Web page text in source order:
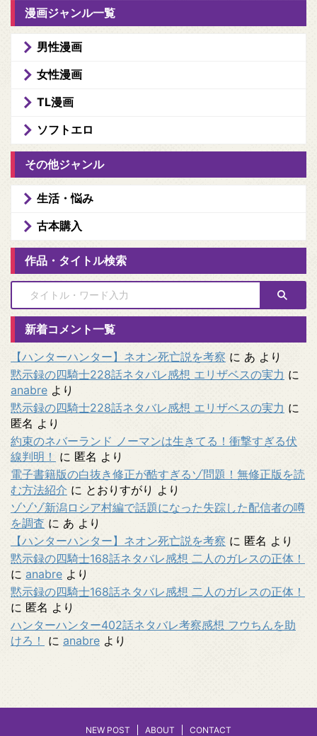
漫画ジャンル一覧
男性漫画
女性漫画
TL漫画
ソフトエロ
その他ジャンル
生活・悩み
古本購入
作品・タイトル検索
新着コメント一覧
【ハンターハンター】ネオン死亡説を考察 に あ より
黙示録の四騎士228話ネタバレ感想 エリザベスの実力 に
anabre より
黙示録の四騎士228話ネタバレ感想 エリザベスの実力 に
匿名 より
約束のネバーランド ノーマンは生きてる！衝撃すぎる伏
線判明！
に 匿名 より
電子書籍版の白抜き修正が酷すぎるゾ問題！無修正版を読
む方法紹介 に とおりすがり より
ゾゾゾ新潟ロシア村編で話題になった失踪した配信者の噂
を調査 に あ より
【ハンターハンター】ネオン死亡説を考察 に 匿名 より
黙示録の四騎士168話ネタバレ感想 二人のガレスの正体！
に anabre より
黙示録の四騎士168話ネタバレ感想 二人のガレスの正体！
に 匿名 より
ハンターハンター402話ネタバレ考察感想 フウちんを助
けろ！
に anabre より
NEW POST ABOUT CONTACT